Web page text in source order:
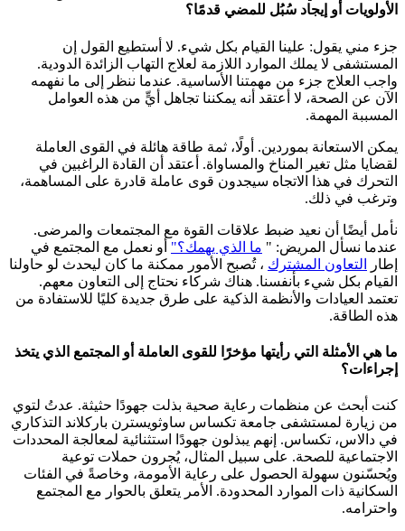
الأولويات أو إيجاد سُبُل للمضي قدمًا؟
جزء مني يقول: علينا القيام بكل شيء. لا أستطيع القول إن
المستشفى لا يملك الموارد اللازمة لعلاج التهاب الزائدة الدودية.
واجب العلاج جزء من مهمتنا الأساسية. عندما ننظر إلى ما نفهمه
الآن عن الصحة، لا أعتقد أنه يمكننا تجاهل أيٍّ من هذه العوامل
المسببة المهمة.
يمكن الاستعانة بموردين. أولًا، ثمة طاقة هائلة في القوى العاملة
لقضايا مثل تغير المناخ والمساواة. أعتقد أن القادة الراغبين في
التحرك في هذا الاتجاه سيجدون قوى عاملة قادرة على المساهمة،
وترغب في ذلك.
نأمل أيضًا أن نعيد ضبط علاقات القوة مع المجتمعات والمرضى.
عندما نسأل المريض: " ما الذي يهمك؟" أو نعمل مع المجتمع في
إطار
التعاون المشترك ، تُصبح الأمور ممكنة ما كان ليحدث لو حاولنا
القيام بكل شيء بأنفسنا. هناك شركاء نحتاج إلى التعاون معهم.
تعتمد العيادات والأنظمة الذكية على طرق جديدة كليًا للاستفادة من
هذه الطاقة.
ما هي الأمثلة التي رأيتها مؤخرًا للقوى العاملة أو المجتمع الذي يتخذ
إجراءات؟
كنت أبحث عن منظمات رعاية صحية بذلت جهودًا حثيثة. عدتُ لتوي
من زيارة لمستشفى جامعة تكساس ساوثويسترن باركلاند التذكاري
في دالاس، تكساس. إنهم يبذلون جهودًا استثنائية لمعالجة المحددات
الاجتماعية للصحة. على سبيل المثال، يُجرون حملات توعية
ويُحسّنون سهولة الحصول على رعاية الأمومة، وخاصةً في الفئات
السكانية ذات الموارد المحدودة. الأمر يتعلق بالحوار مع المجتمع
واحترامه.